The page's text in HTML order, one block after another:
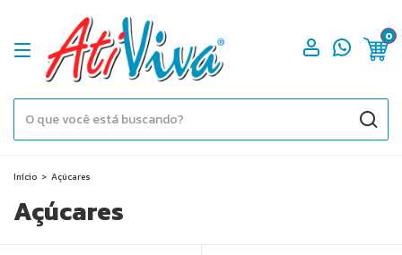
0
Início > Açúcares
Açúcares